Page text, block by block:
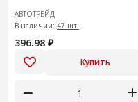
АВТОТРЕЙД
В наличии: 47 шт.
396.98 ₽
Купить